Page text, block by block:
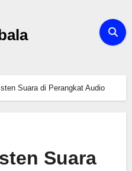
Suara di Perangkat Audio
Suara